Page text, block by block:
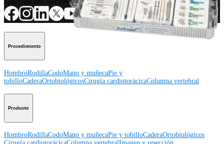
Procedimiento
HombroRodillaCodoMano y muñecaPie y
tobilloCaderaOrtobiológicosCirugía cardiotorácicaColumna vertebral
Producto
HombroRodillaCodoMano y muñecaPie y tobilloCaderaOrtobiológicos